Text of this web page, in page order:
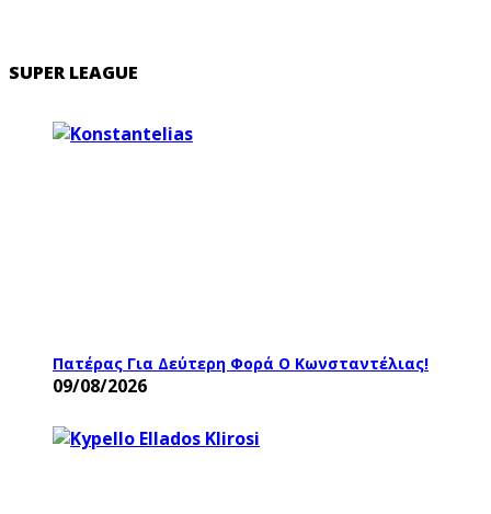
SUPER LEAGUE
Πατέρας Για Δεύτερη Φορά Ο Κωνσταντέλιας!
09/08/2026